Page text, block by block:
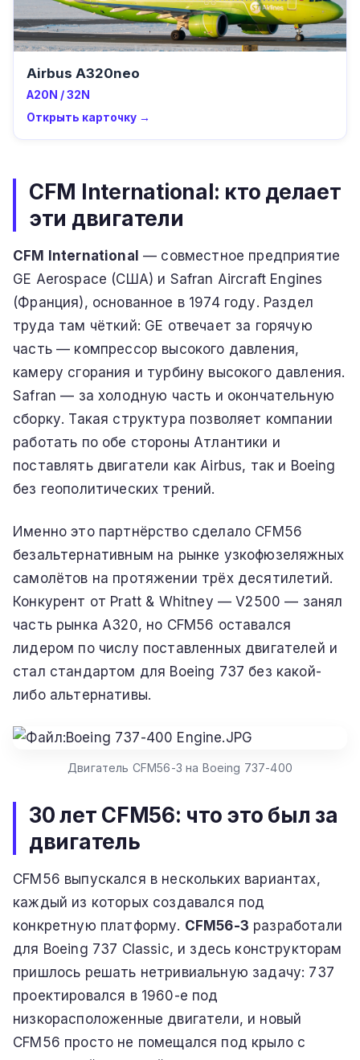
Airbus A320neo
A20N / 32N
Открыть карточку →
CFM International: кто делает
эти двигатели
CFM International — совместное предприятие
GE Aerospace (США) и Safran Aircraft Engines
(Франция), основанное в 1974 году. Раздел
труда там чёткий: GE отвечает за горячую
часть — компрессор высокого давления,
камеру сгорания и турбину высокого давления.
Safran — за холодную часть и окончательную
сборку. Такая структура позволяет компании
работать по обе стороны Атлантики и
поставлять двигатели как Airbus, так и Boeing
без геополитических трений.
Именно это партнёрство сделало CFM56
безальтернативным на рынке узкофюзеляжных
самолётов на протяжении трёх десятилетий.
Конкурент от Pratt & Whitney — V2500 — занял
часть рынка A320, но CFM56 оставался
лидером по числу поставленных двигателей и
стал стандартом для Boeing 737 без какой-
либо альтернативы.
Двигатель CFM56-3 на Boeing 737-400
30 лет CFM56: что это был за
двигатель
CFM56 выпускался в нескольких вариантах,
каждый из которых создавался под
конкретную платформу. CFM56-3 разработали
для Boeing 737 Classic, и здесь конструкторам
пришлось решать нетривиальную задачу: 737
проектировался в 1960-е под
низкорасположенные двигатели, и новый
CFM56 просто не помещался под крыло с